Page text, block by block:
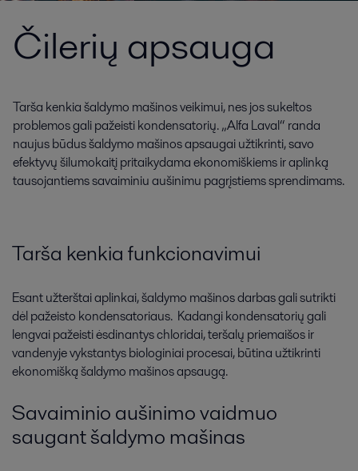
Čilerių apsauga
Tarša kenkia šaldymo mašinos veikimui, nes jos sukeltos
problemos gali pažeisti kondensatorių. „Alfa Laval“ randa
naujus būdus šaldymo mašinos apsaugai užtikrinti, savo
efektyvų šilumokaitį pritaikydama ekonomiškiems ir aplinką
tausojantiems savaiminiu aušinimu pagrįstiems sprendimams.
Tarša kenkia funkcionavimui
Esant užterštai aplinkai, šaldymo mašinos darbas gali sutrikti
dėl pažeisto kondensatoriaus. Kadangi kondensatorių gali
lengvai pažeisti ėsdinantys chloridai, teršalų priemaišos ir
vandenyje vykstantys biologiniai procesai, būtina užtikrinti
ekonomišką šaldymo mašinos apsaugą.
Savaiminio aušinimo vaidmuo
saugant šaldymo mašinas